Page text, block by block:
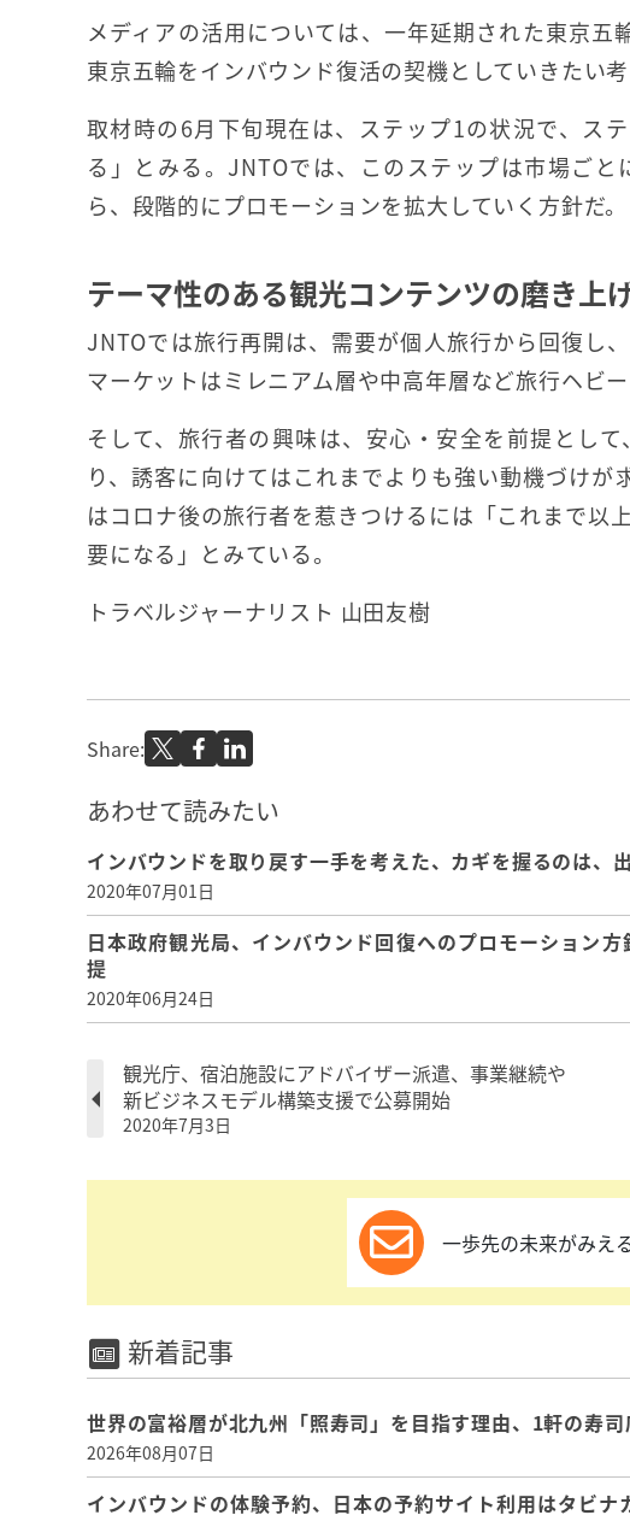
メディアの活用については、一年延期された東京五
東京五輪をインバウンド復活の契機としていきたい考
取材時の6月下旬現在は、ステップ1の状況で、ス
る」とみる。JNTOでは、このステップは市場ご
ら、段階的にプロモーションを拡大していく方針だ。
テーマ性のある観光コンテンツの磨き上
JNTOでは旅行再開は、需要が個人旅行から回復し
マーケットはミレニアム層や中高年層など旅行ヘビ
そして、旅行者の興味は、安心・安全を前提とし
り、誘客に向けてはこれまでよりも強い動機づけ
はコロナ後の旅行者を惹きつけるには「これまで以
要になる」とみている。
トラベルジャーナリスト 山田友樹
Share:
あわせて読みたい
インバウンドを取り戻す一手を考えた、カギを握るのは、
2020年07月01日
日本政府観光局、インバウンド回復へのプロモーション
提
2020年06月24日
観光庁、宿泊施設にアドバイザー派遣、事業継続や
新ビジネスモデル構築支援で公募開始
2020年7月3日
一歩先の未来がみえ
新着記事
世界の富裕層が北九州「照寿司」を目指す理由、1軒の寿
2026年08月07日
インバウンドの体験予約、日本の予約サイト利用はタビ